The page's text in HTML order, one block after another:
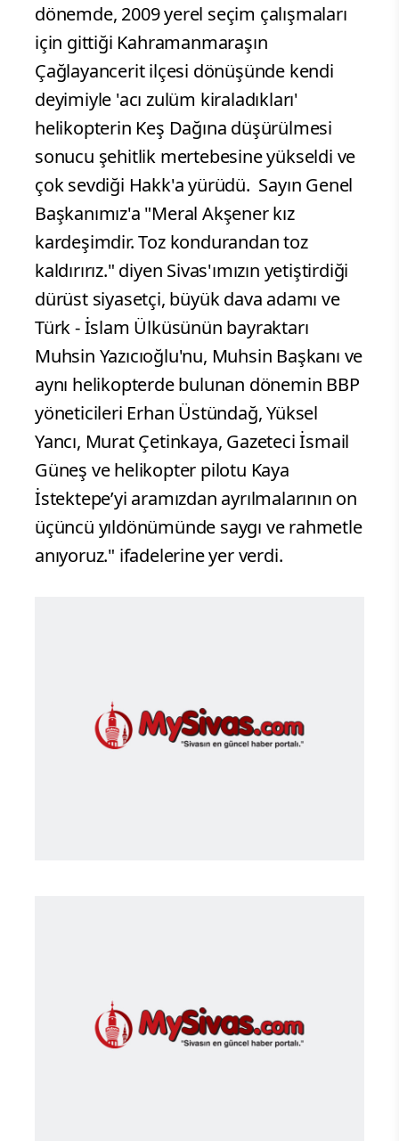
dönemde, 2009 yerel seçim çalışmaları
için gittiği Kahramanmaraşın
Çağlayancerit ilçesi dönüşünde kendi
deyimiyle 'acı zulüm kiraladıkları'
helikopterin Keş Dağına düşürülmesi
sonucu şehitlik mertebesine yükseldi ve
çok sevdiği Hakk'a yürüdü. Sayın Genel
Başkanımız'a "Meral Akşener kız
kardeşimdir. Toz kondurandan toz
kaldırırız." diyen Sivas'ımızın yetiştirdiği
dürüst siyasetçi, büyük dava adamı ve
Türk - İslam Ülküsünün bayraktarı
Muhsin Yazıcıoğlu'nu, Muhsin Başkanı ve
aynı helikopterde bulunan dönemin BBP
yöneticileri Erhan Üstündağ, Yüksel
Yancı, Murat Çetinkaya, Gazeteci İsmail
Güneş ve helikopter pilotu Kaya
İstektepe’yi aramızdan ayrılmalarının on
üçüncü yıldönümünde saygı ve rahmetle
anıyoruz." ifadelerine yer verdi.